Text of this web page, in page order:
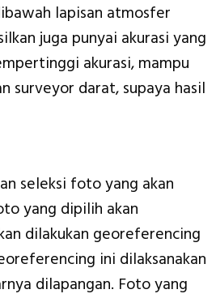
lapisan atmosfer
juga punyai akurasi yang
akurasi, mampu
surveyor darat, supaya hasil
seleksi foto yang akan
yang dipilih akan
dilakukan georeferencing
ini dilaksanakan
dilapangan. Foto yang